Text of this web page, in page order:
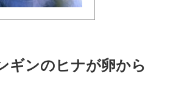
ギンのヒナが卵から